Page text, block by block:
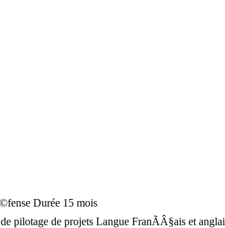
Durée 15 mois
pilotage de projets Langue FranÃÂ§ais et